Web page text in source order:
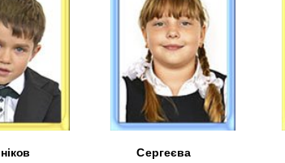
Сергеєва